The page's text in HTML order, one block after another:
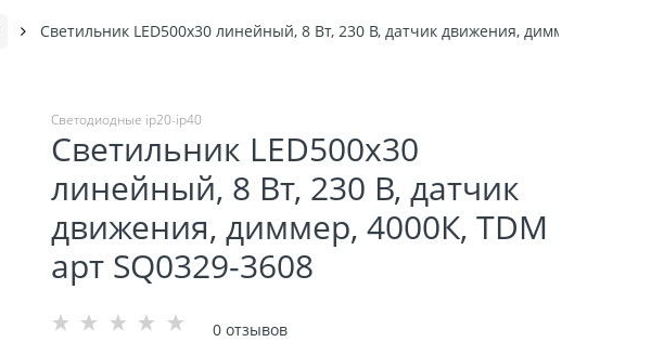
Светильник LED500x30 линейный, 8 Вт, 230 В, датчик движения, диммер, 4000К,
Светодиодные ip20-ip40
Светильник LED500x30
линейный, 8 Вт, 230 В, датчик
движения, диммер, 4000К, TDM
арт SQ0329-3608
0 отзывов